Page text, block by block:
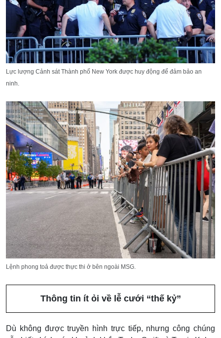
Lực lượng Cảnh sát Thành phố New York được huy động để đảm bảo an
ninh.
Lệnh phong toả được thực thi ở bên ngoài MSG.
Thông tin ít ỏi về lễ cưới “thế kỷ”
Dù không được truyền hình trực tiếp, nhưng công chúng